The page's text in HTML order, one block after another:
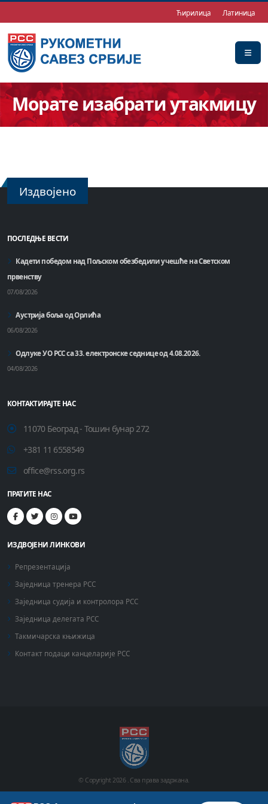
Ћирилица Латиница
Морате изабрати утакмицу
Издвојено
ПОСЛЕДЊЕ ВЕСТИ
Кадети победом над Пољском обезбедили учешће на Светском
првенству
07/08/2026
Аустрија боља од Орлића
06/08/2026
Одлуке УО РСС са 33. електронске седнице од 4.08.2026.
04/08/2026
КОНТАКТИРАЈТЕ НАС
11070 Београд - Тошин бунар 272
+381 11 6558549
office@rss.org.rs
ПРАТИТЕ НАС
ИЗДВОЈЕНИ ЛИНКОВИ
Репрезентација
Заједница тренера РСС
Заједница судија и контролора РСС
Заједница делегата РСС
Такмичарска књижица
Контакт подаци канцеларије РСС
© Copyright2026 . Сва права задржана.